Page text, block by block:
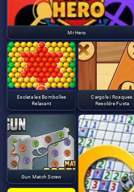
Mr Hero
Esclata les Bombolles
Relaxant
Cargols i Rosques:
Resoldre Fusta
Gun Match Screw